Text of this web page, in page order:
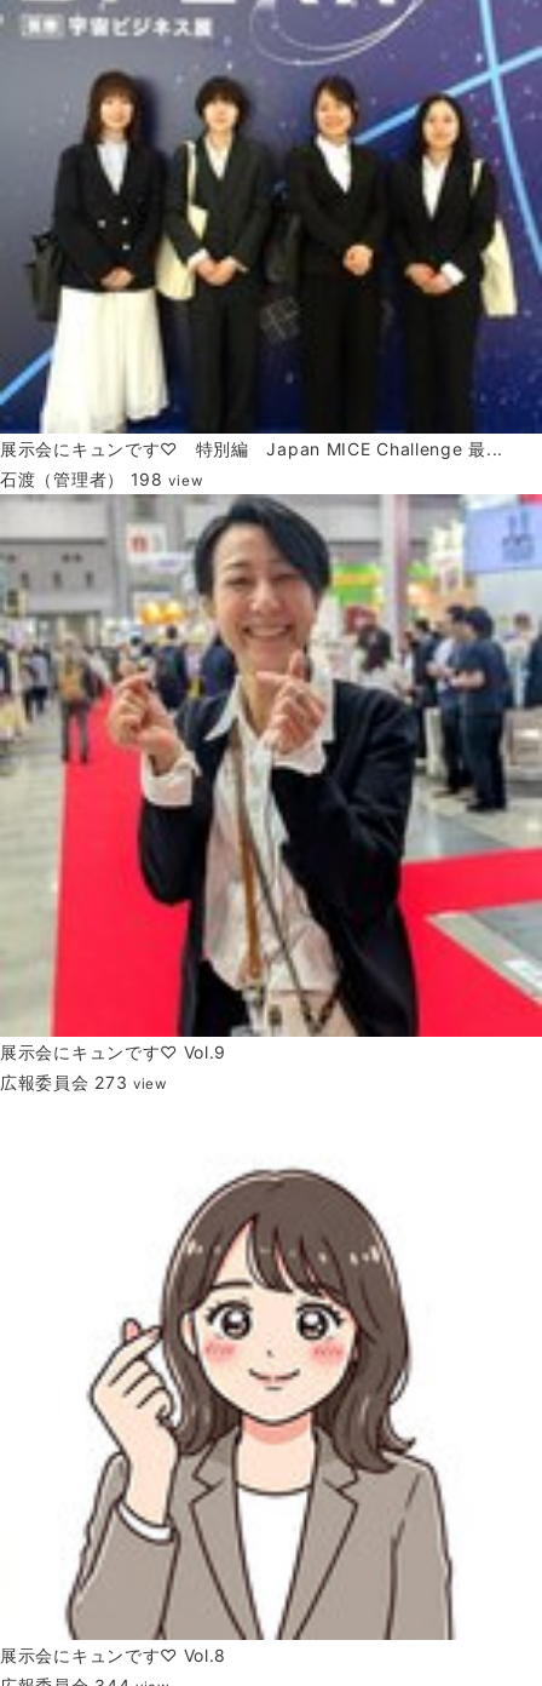
展示会にキュンです♡ 特別編 Japan MICE Challenge 最...
石渡（管理者）
198view
展示会にキュンです♡ Vol.9
広報委員会 273 view
展示会にキュンです♡ Vol.8